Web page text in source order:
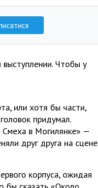
Чтобы у
или хотя бы части,
придумал.
в Могилянке» —
друг друга на сцене
корпуса, ожидая